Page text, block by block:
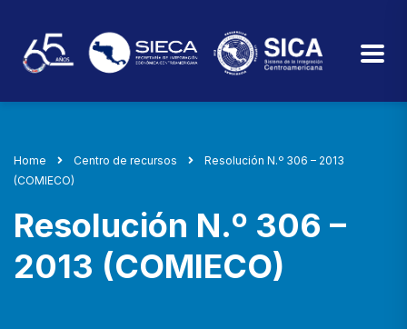
Home Centro de recursos
Resolución N.º 306 – 2013
(COMIECO)
Resolución N.º 306 –
2013 (COMIECO)